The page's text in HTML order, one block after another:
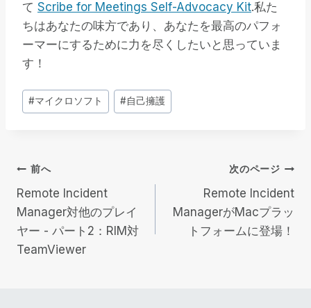
て Scribe for Meetings Self-Advocacy Kit.私た
ちはあなたの味方であり、あなたを最高のパフォ
ーマーにするために力を尽くしたいと思っていま
す！
投
稿
#マイクロソフト #自己擁護
投
稿
ナ
前へ
Remote Incident
Manager対他のプレイ
ヤー - パート2：RIM対
TeamViewer
次のページ
Remote Incident
ManagerがMacプラッ
トフォームに登場！